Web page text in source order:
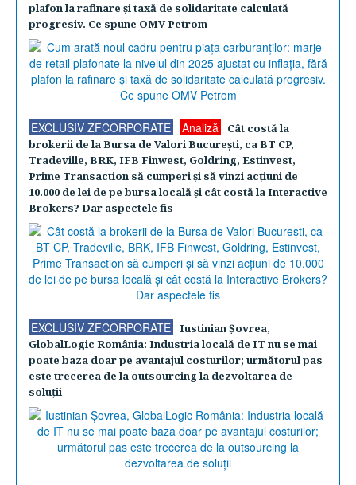
plafon la rafinare şi taxă de solidaritate calculată
progresiv. Ce spune OMV Petrom
EXCLUSIV ZFCORPORATE Analiză
Cât costă la
brokerii de la Bursa de Valori Bucureşti, ca BT CP,
Tradeville, BRK, IFB Finwest, Goldring, Estinvest,
Prime Transaction să cumperi şi să vinzi acţiuni de
10.000 de lei de pe bursa locală şi cât costă la Interactive
Brokers? Dar aspectele fis
EXCLUSIV ZFCORPORATE
Iustinian Şovrea,
GlobalLogic România: Industria locală de IT nu se mai
poate baza doar pe avantajul costurilor; următorul pas
este trecerea de la outsourcing la dezvoltarea de
soluţii